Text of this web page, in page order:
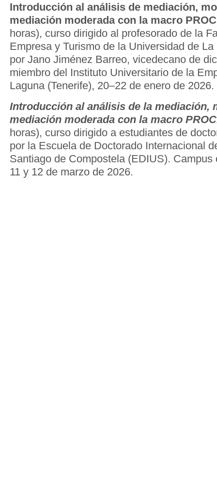
Introducción al análisis de mediación,
mediación moderada con la macro
horas), curso dirigido al profesorado de la
Empresa y Turismo de la Universidad de
por Jano Jiménez Barreo, vicedecano de
miembro del Instituto Universitario de la
Laguna (Tenerife), 20–22 de enero de 2026.
Introducción al análisis de la mediación,
mediación moderada con la macro
horas), curso dirigido a estudiantes de
por la Escuela de Doctorado Internacional
Santiago de Compostela (EDIUS). Campus
11 y 12 de marzo de 2026.